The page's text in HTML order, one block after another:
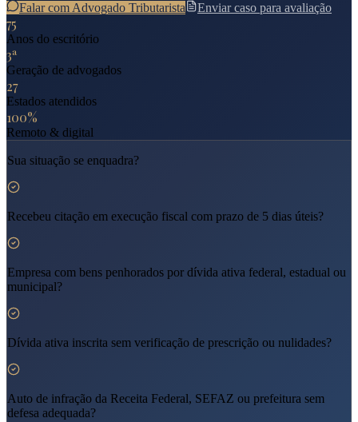
Falar com Advogado Tributarista Enviar caso para avaliação
75
Anos do escritório
3ª
Geração de advogados
27
Estados atendidos
100%
Remoto & digital
Sua situação se enquadra?
Recebeu citação em execução fiscal com prazo de 5 dias úteis?
Empresa com bens penhorados por dívida ativa federal, estadual ou
municipal?
Dívida ativa inscrita sem verificação de prescrição ou nulidades?
Auto de infração da Receita Federal, SEFAZ ou prefeitura sem
defesa adequada?